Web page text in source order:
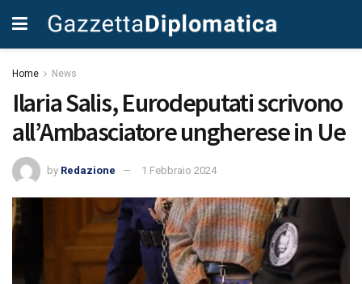
Home News
Ilaria Salis, Eurodeputati scrivono
all’Ambasciatore ungherese in Ue
by Redazione 1 Febbraio 2024